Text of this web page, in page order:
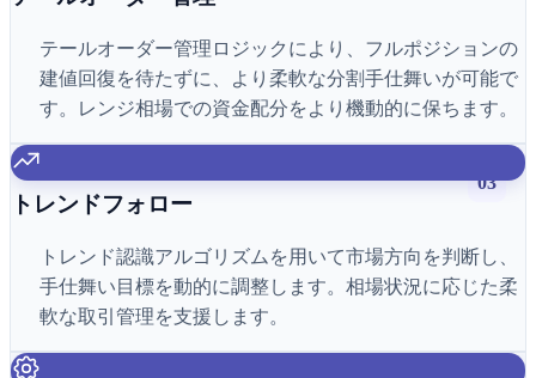
テールオーダー管理ロジックにより、フルポジションの
建値回復を待たずに、より柔軟な分割手仕舞いが可能で
す。レンジ相場での資金配分をより機動的に保ちます。
03
トレンドフォロー
トレンド認識アルゴリズムを用いて市場方向を判断し、
手仕舞い目標を動的に調整します。相場状況に応じた柔
軟な取引管理を支援します。